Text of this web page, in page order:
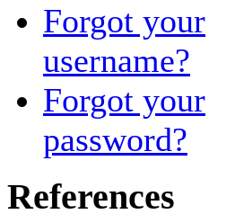
Forgot your
username?
Forgot your
password?
References